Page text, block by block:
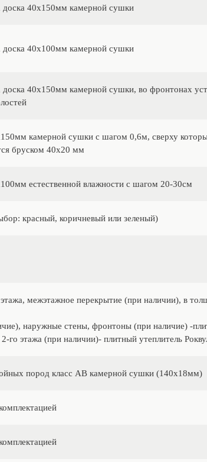
40х150мм камерной сушки
40х100мм камерной сушки
40х150мм камерной сушки, во фронтонах
камерной сушки с шагом 0,6м, сверху
бруском 40х20 мм
естественной влажности с шагом 20-30см
красный, коричневый или зеленый)
межэтажное перекрытие (при наличии), в
наружные стены, фронтоны (при наличие) -
го этажа (при наличии)- плитный утеплитель
пород класс АВ камерной сушки (140х18мм)